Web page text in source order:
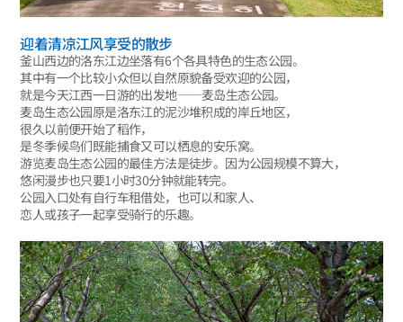
迎着清凉江风享受的散步
釜山西边的洛东江边坐落有6个各具特色的生态公园。
其中有一个比较小众但以自然原貌备受欢迎的公园，
就是今天江西一日游的出发地——麦岛生态公园。
麦岛生态公园原是洛东江的泥沙堆积成的岸丘地区，
很久以前便开始了稻作，
是冬季候鸟们既能捕食又可以栖息的安乐窝。
游览麦岛生态公园的最佳方法是徒步。因为公园规模不算大，
悠闲漫步也只要1小时30分钟就能转完。
公园入口处有自行车租借处，也可以和家人、
恋人或孩子一起享受骑行的乐趣。